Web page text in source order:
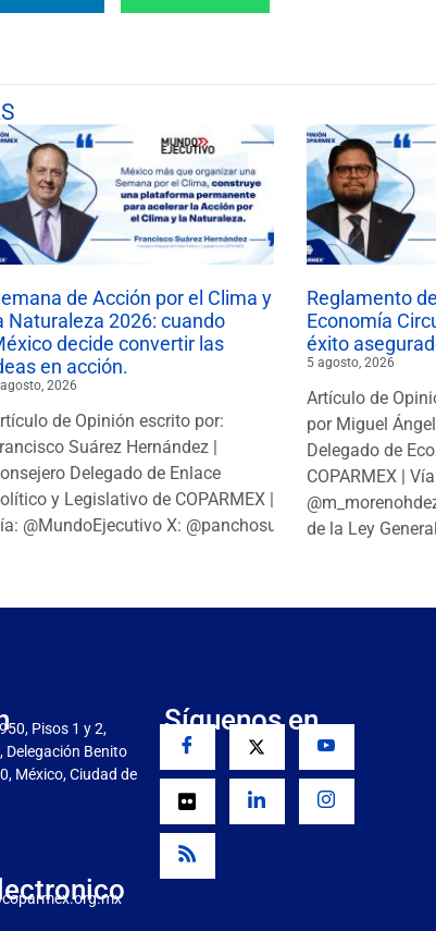
de Acción por el Clima y
Naturaleza 2026: cuando
decide convertir las
en acción.
2026
de Opinión escrito por:
Suárez Hernández |
Delegado de Enlace
y Legislativo de COPARMEX |
@MundoEjecutivo X: @panchosuarezh
Reglamento
Economía
éxito
5 agosto, 2026
Artículo de
por Miguel
Delegado de
COPARMEX |
de la Ley
Pisos 1 y 2,
Delegación Benito
México, Ciudad de
Síguenos en